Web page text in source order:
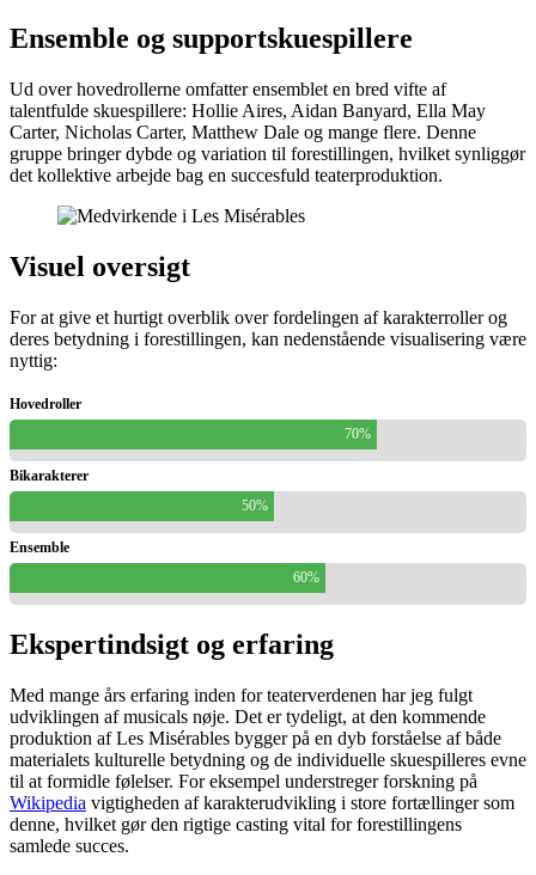
Ensemble og supportskuespillere
Ud over hovedrollerne omfatter ensemblet en bred vifte af
talentfulde skuespillere: Hollie Aires, Aidan Banyard, Ella May
Carter, Nicholas Carter, Matthew Dale og mange flere. Denne
gruppe bringer dybde og variation til forestillingen, hvilket synliggør
det kollektive arbejde bag en succesfuld teaterproduktion.
Visuel oversigt
For at give et hurtigt overblik over fordelingen af karakterroller og
deres betydning i forestillingen, kan nedenstående visualisering være
nyttig:
Hovedroller
70%
Bikarakterer
50%
Ensemble
60%
Ekspertindsigt og erfaring
Med mange års erfaring inden for teaterverdenen har jeg fulgt
udviklingen af musicals nøje. Det er tydeligt, at den kommende
produktion af Les Misérables bygger på en dyb forståelse af både
materialets kulturelle betydning og de individuelle skuespilleres evne
til at formidle følelser. For eksempel understreger forskning på
Wikipedia vigtigheden af karakterudvikling i store fortællinger som
denne, hvilket gør den rigtige casting vital for forestillingens
samlede succes.